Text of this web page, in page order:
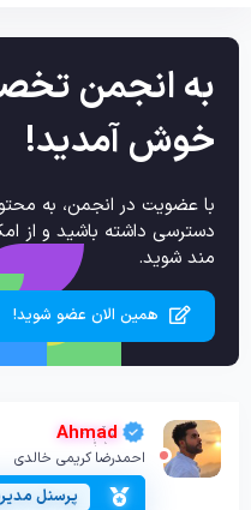
ه
و
ض
ع
ر
به انجمن
خوش آمدید!
با عضویت در انجمن، به
دسترسی داشته باشید و از
مند شوید.
همین الان عضو شوید!
Ahmad
احمدرضا کریمی خالدی
پرسنل